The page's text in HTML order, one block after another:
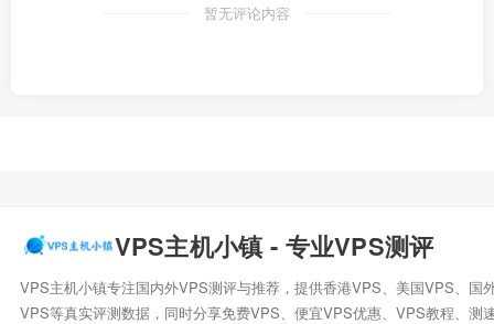
暂无评论内容
VPS主机小镇 - 专业VPS测评
VPS主机小镇专注国内外VPS测评与推荐，提供香港VPS、美国VPS、国
VPS等真实评测数据，同时分享免费VPS、便宜VPS优惠、VPS教程、测